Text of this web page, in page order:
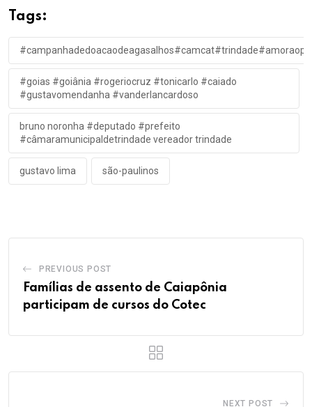
Tags:
#goias #goiânia #rogeriocruz #tonicarlo #caiado
#gustavomendanha #vanderlancardoso
bruno noronha #deputado #prefeito
#câmaramunicipaldetrindade vereador trindade
gustavo lima são-paulinos
PREVIOUS POST
Famílias de assento de Caiapônia
participam de cursos do Cotec
NEXT POST